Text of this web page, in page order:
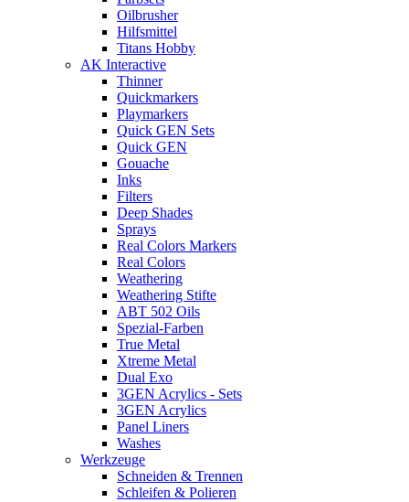
Oilbrusher
Hilfsmittel
Titans Hobby
AK Interactive
Thinner
Quickmarkers
Playmarkers
Quick GEN Sets
Quick GEN
Gouache
Inks
Filters
Deep Shades
Sprays
Real Colors Markers
Real Colors
Weathering
Weathering Stifte
ABT 502 Oils
Spezial-Farben
True Metal
Xtreme Metal
Dual Exo
3GEN Acrylics - Sets
3GEN Acrylics
Panel Liners
Washes
Werkzeuge
Schneiden & Trennen
Schleifen & Polieren